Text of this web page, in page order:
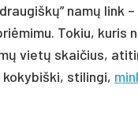
namų
Tokiu,
vietų skaičius,
stilingi,